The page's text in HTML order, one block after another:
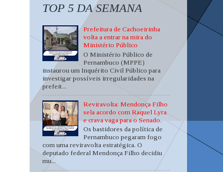
TOP 5 DA SEMANA
Prefeitura de Cachoeirinha
volta a entrar na mira do
Ministério Público
O Ministério Público de
Pernambuco (MPPE)
instaurou um Inquérito Civil Público para
investigar possíveis irregularidades na
prefeit...
Reviravolta: Mendonça Filho
sela acordo com Raquel Lyra
e crava vaga para o Senado.
Os bastidores da política de
Pernambuco pegaram fogo
com uma reviravolta estratégica. O
deputado federal Mendonça Filho decidiu
mu...